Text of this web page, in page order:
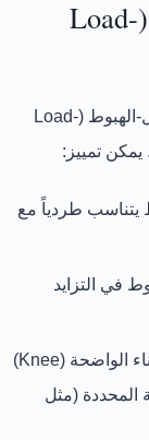
العلاقة بين الحمل والهبوط (Load-
منحنيات الحمل-الهبوط (Load-
يمكن تمييز:
يتناسب طردياً مع
في التزايد
نقطة الانحناء الواضحة (Knee)
المحددة (مثل